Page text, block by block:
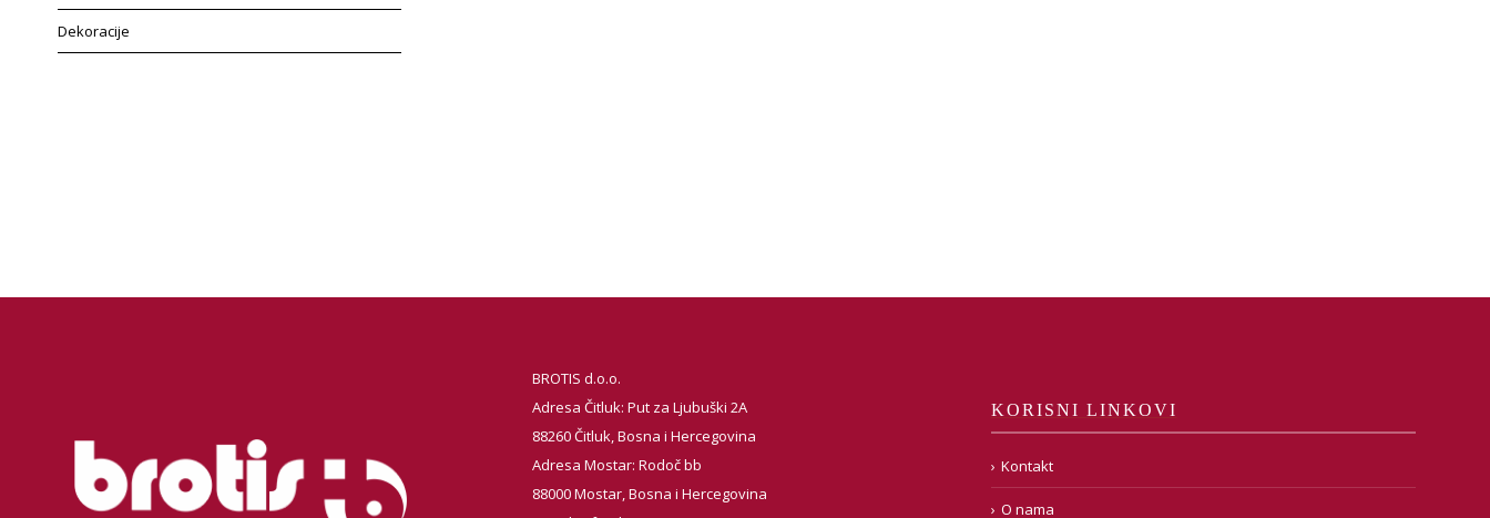
Dekoracije
BROTIS d.o.o.
Adresa Čitluk: Put za Ljubuški 2A
88260 Čitluk, Bosna i Hercegovina
Adresa Mostar: Rodoč bb
88000 Mostar, Bosna i Hercegovina
KORISNI LINKOVI
Kontakt
O nama